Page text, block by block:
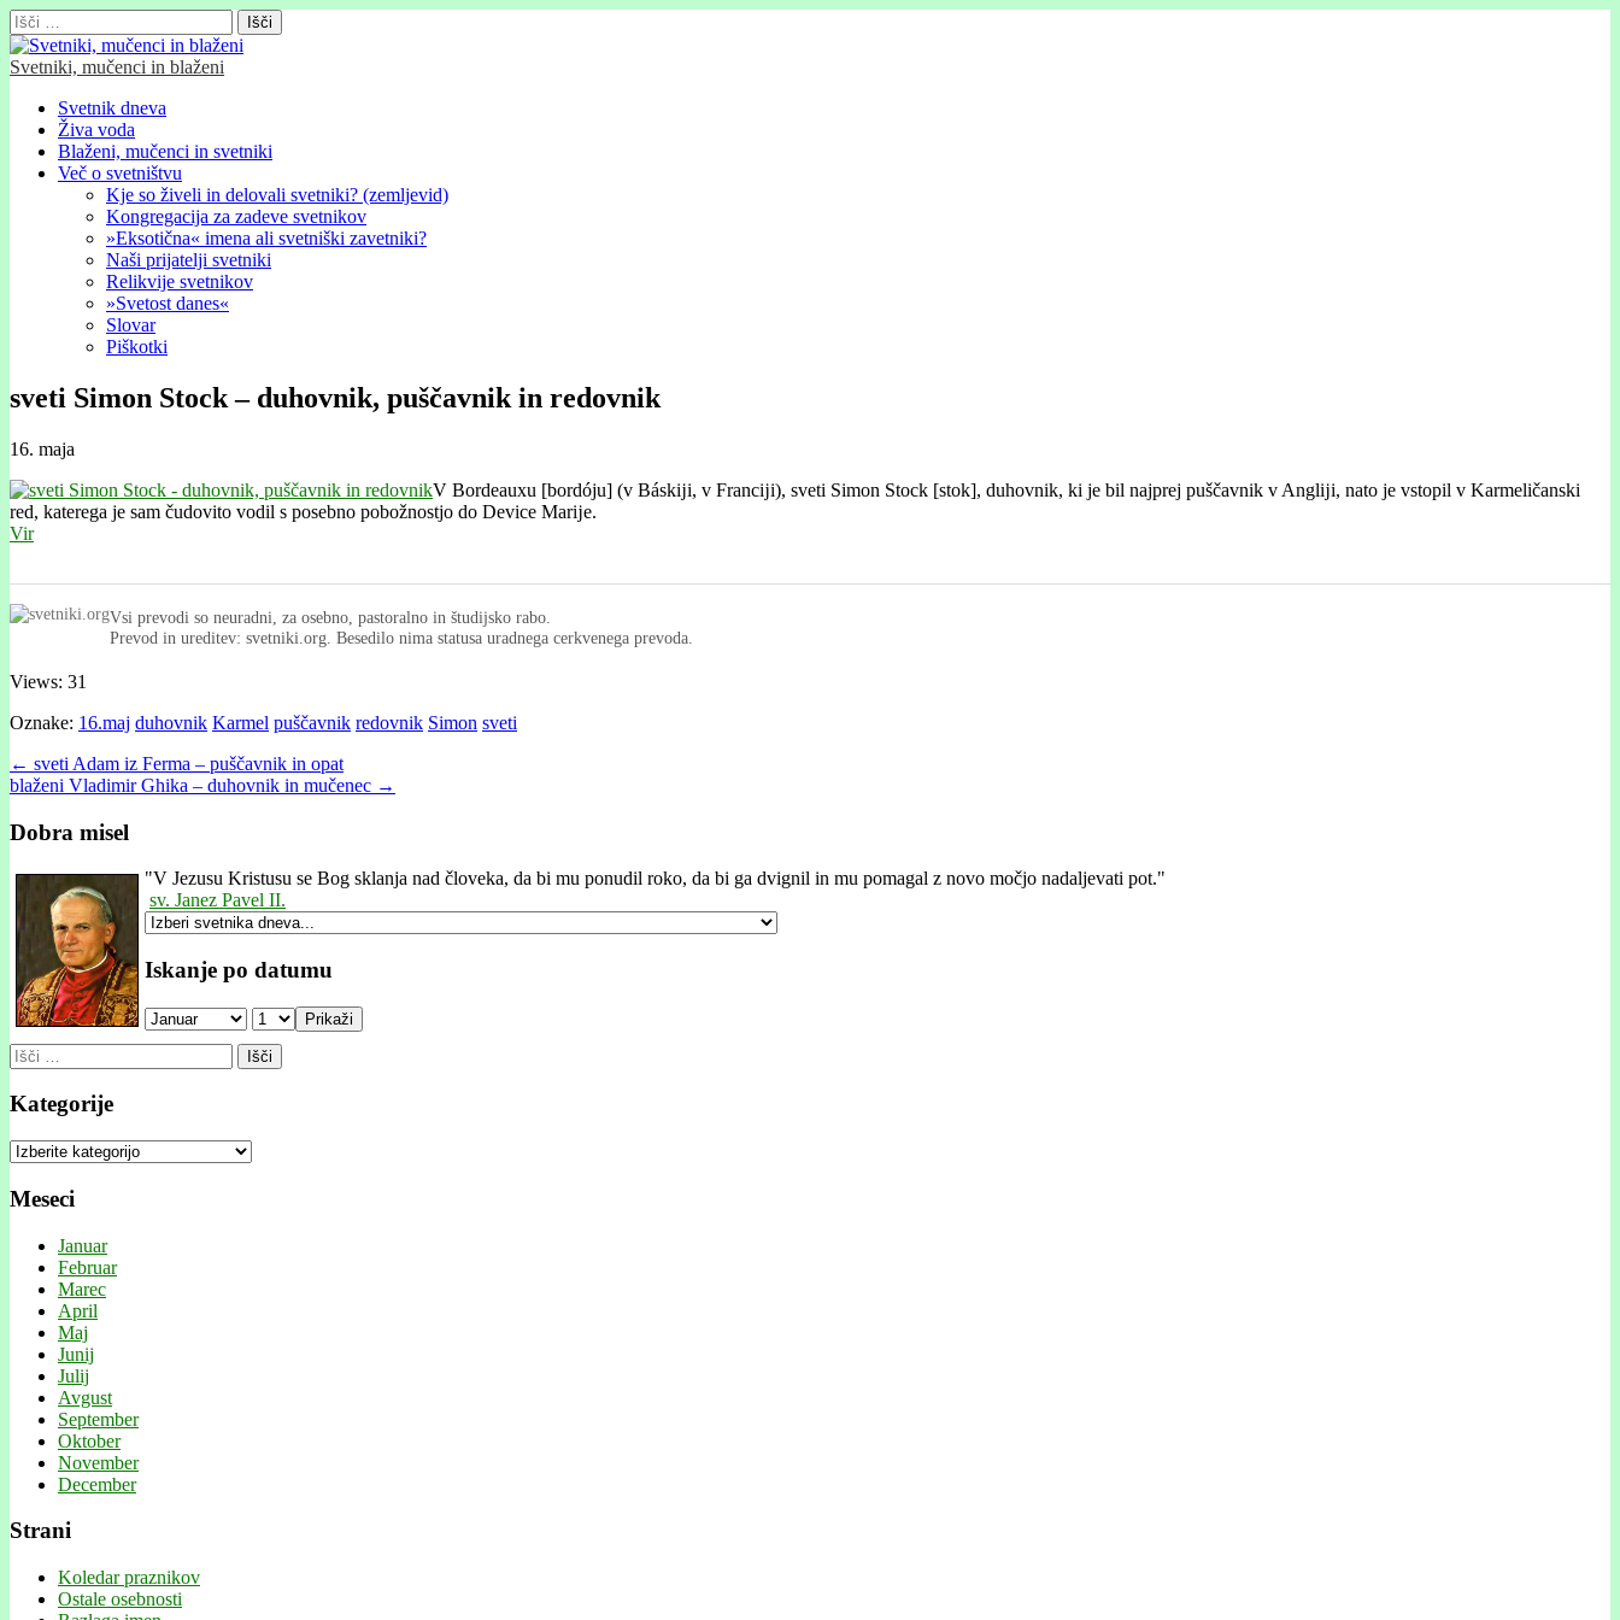
Išči:
Svetniki, mučenci in blaženi
Glavni
meni
Skip
content
Svetnik dneva
Živa voda
Blaženi, mučenci in svetniki
Več o svetništvu
Kje so živeli in delovali svetniki? (zemljevid)
Kongregacija za zadeve svetnikov
»Eksotična« imena ali svetniški zavetniki?
Naši prijatelji svetniki
Relikvije svetnikov
»Svetost danes«
Slovar
Piškotki
sveti Simon Stock – duhovnik, puščavnik in redovnik
16. maja
V Bordeauxu [bordóju] (v Báskĳi, v Francĳi), sveti Simon Stock [stok], duhovnik, ki je bil najprej puščavnik v Anglĳi, nato je vstopil v Karmeličanski
red, katerega je sam čudovito vodil s posebno pobožnostjo do Device Marĳe.
Vir
Vsi prevodi so neuradni, za osebno, pastoralno in študijsko rabo.
Prevod in ureditev: svetniki.org. Besedilo nima statusa uradnega cerkvenega prevoda.
Views: 31
Oznake: 16.maj duhovnik Karmel puščavnik redovnik Simon sveti
Post
navigation
← sveti Adam iz Ferma – puščavnik in opat
blaženi Vladimir Ghika – duhovnik in mučenec →
Dobra misel
"V Jezusu Kristusu se Bog sklanja nad človeka, da bi mu ponudil roko, da bi ga dvignil in mu pomagal z novo močjo nadaljevati pot."
sv. Janez Pavel II.
Iskanje po datumu
Prikaži
Išči:
Kategorije
Kategorije
Meseci
Januar
Februar
Marec
April
Maj
Junij
Julij
Avgust
September
Oktober
November
December
Strani
Koledar praznikov
Ostale osebnosti